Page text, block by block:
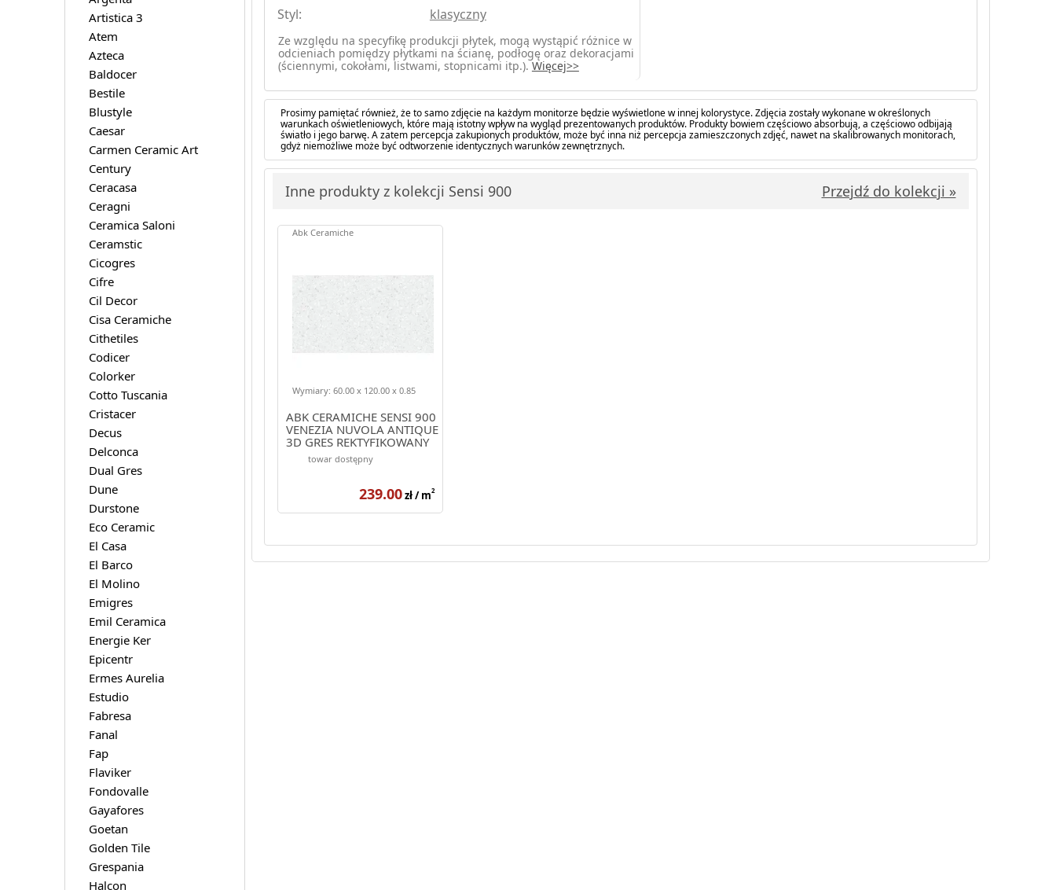
Styl:
klasyczny
Ze względu na specyfikę produkcji płytek, mogą wystąpić różnice w
odcieniach pomiędzy płytkami na ścianę, podłogę oraz dekoracjami
(ściennymi, cokołami, listwami, stopnicami itp.). Więcej>>
Prosimy pamiętać również, że to samo zdjęcie na każdym monitorze będzie wyświetlone w innej kolorystyce. Zdjęcia zostały wykonane w określonych
warunkach oświetleniowych, które mają istotny wpływ na wygląd prezentowanych produktów. Produkty bowiem częściowo absorbują, a częściowo odbijają
światło i jego barwę. A zatem percepcja zakupionych produktów, może być inna niż percepcja zamieszczonych zdjęć, nawet na skalibrowanych monitorach,
gdyż niemożliwe może być odtworzenie identycznych warunków zewnętrznych.
Inne produkty z kolekcji Sensi 900 Przejdź do kolekcji »
ABK CERAMICHE SENSI 900
VENEZIA NUVOLA ANTIQUE
3D GRES REKTYFIKOWANY
60X120
Wymiary: 60.00 x 120.00 x 0.85
Abk Ceramiche
towar dostępny
239.00zł / m2
Artistica 3
Atem
Azteca
Baldocer
Bestile
Blustyle
Caesar
Carmen Ceramic Art
Century
Ceracasa
Ceragni
Ceramica Saloni
Ceramstic
Cicogres
Cifre
Cil Decor
Cisa Ceramiche
Cithetiles
Codicer
Colorker
Cotto Tuscania
Cristacer
Decus
Delconca
Dual Gres
Dune
Durstone
Eco Ceramic
El Casa
El Barco
El Molino
Emigres
Emil Ceramica
Energie Ker
Epicentr
Ermes Aurelia
Estudio
Fabresa
Fanal
Fap
Flaviker
Fondovalle
Gayafores
Goetan
Golden Tile
Grespania
Halcon